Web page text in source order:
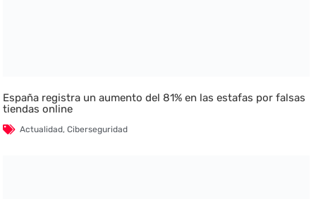
España registra un aumento del 81% en las estafas por falsas
tiendas online
Actualidad,Ciberseguridad